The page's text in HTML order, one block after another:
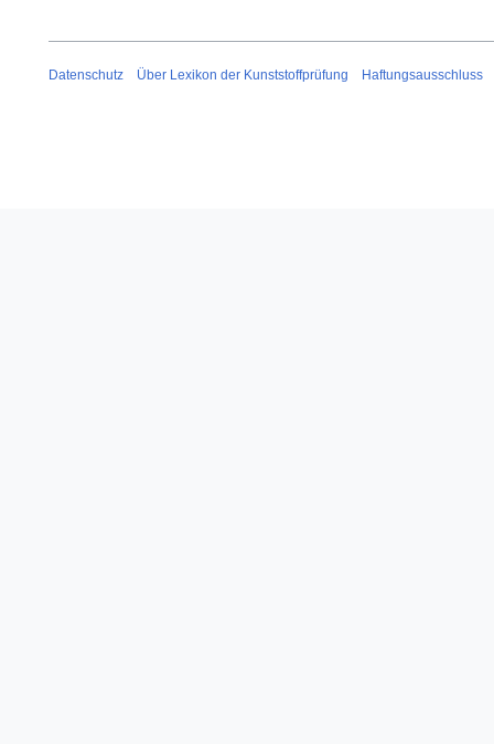
Datenschutz Über Lexikon der Kunststoffprüfung Haftungsausschluss